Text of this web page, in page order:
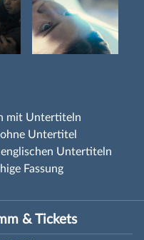
mit Untertiteln
Untertitel
Untertiteln
Fassung
& Tickets